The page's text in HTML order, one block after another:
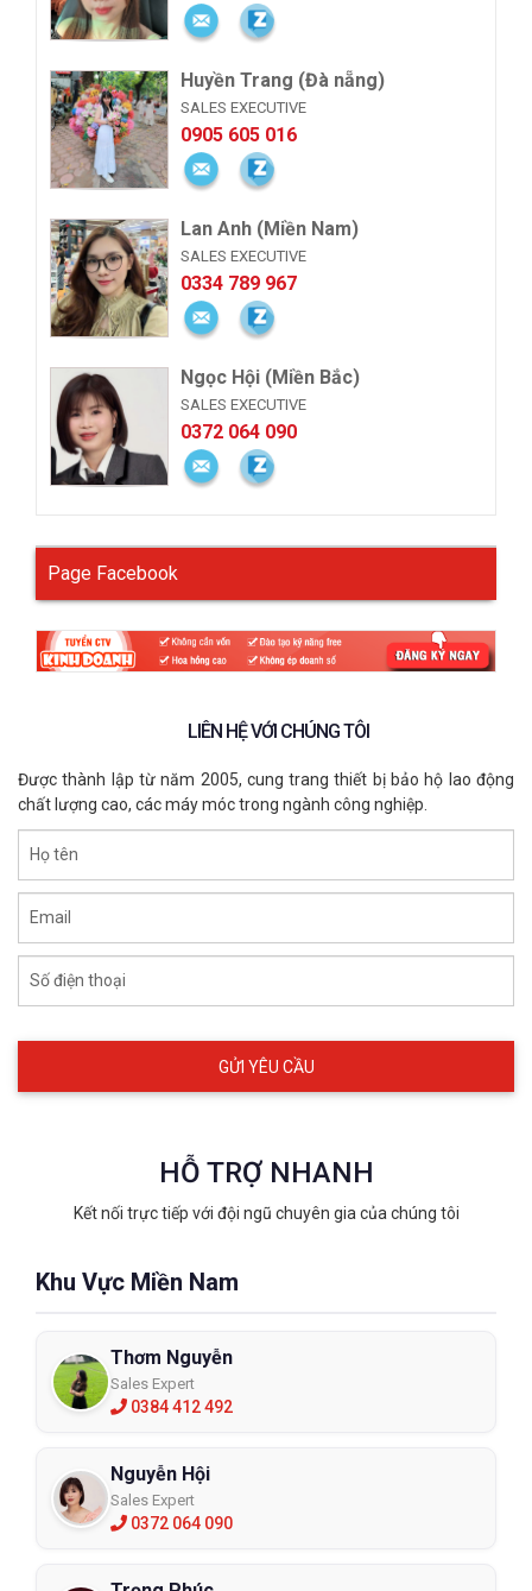
Huyền Trang (Đà nẵng)
SALES EXECUTIVE
0905 605 016
Lan Anh (Miền Nam)
SALES EXECUTIVE
0334 789 967
Ngọc Hội (Miền Bắc)
SALES EXECUTIVE
0372 064 090
Page Facebook
LIÊN HỆ VỚI CHÚNG TÔI
Được thành lập từ năm 2005, cung trang thiết bị bảo hộ lao động
chất lượng cao, các máy móc trong ngành công nghiệp.
Họ tên
Email
Số điện thoại
HỖ TRỢ NHANH
Kết nối trực tiếp với đội ngũ chuyên gia của chúng tôi
Khu Vực Miền Nam
Thơm Nguyễn
Sales Expert
0384 412 492
Nguyễn Hội
Sales Expert
0372 064 090